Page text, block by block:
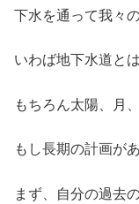
下水を通って我々
いわば地下水道と
もちろん太陽、月
もし長期の計画が
まず、自分の過去